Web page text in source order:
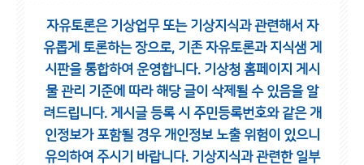
자유토론은 기상업무 또는 기상지식과 관련해서 자
유롭게 토론하는 장으로, 기존 자유토론과 지식샘 게
시판을 통합하여 운영합니다. 기상청 홈페이지 게시
물 관리 기준에 따라 해당 글이 삭제될 수 있음을 알
려드립니다. 게시글 등록 시 주민등록번호와 같은 개
인정보가 포함될 경우 개인정보 노출 위험이 있으니
유의하여 주시기 바랍니다. 기상지식과 관련한 일부